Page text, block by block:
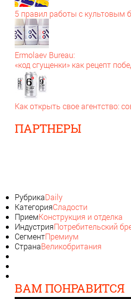
5 правил работы с культовым
Ermolaev Bureau:
«код сгущенки» как рецепт
Как открыть свое агентство:
ПАРТНЕРЫ
РубрикаDaily
КатегорияСладости
ПриемКонструкция и отделка
ИндустрияПотребительский
СегментПремиум
СтранаВеликобритания
ВАМ ПОНРАВИТСЯ